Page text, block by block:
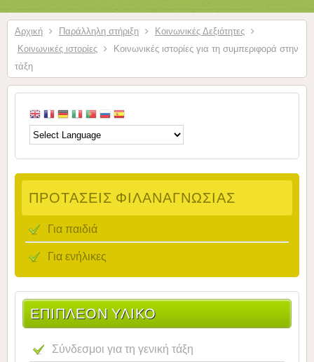
Αρχική Παράλληλη στήριξη
Κοινωνικές Δεξιότητες
Κοινωνικές ιστορίες
Κοινωνικές ιστορίες για τη συμπεριφορά στην
τάξη
ΠΡΟΤΆΣΕΙΣ ΦΙΛΑΝΑΓΝΩΣΊΑΣ
Για παιδιά
Για ενήλικες
ΕΠΙΠΛΈΟΝ ΥΛΙΚΌ
Σύνδεσμοι για τη γενική τάξη